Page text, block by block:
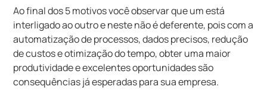
Ao final dos 5 motivos você observar que um está
interligado ao outro e neste não é deferente, pois com a
automatização de processos, dados precisos, redução
de custos e otimização do tempo, obter uma maior
produtividade e excelentes oportunidades são
consequências já esperadas para sua empresa.